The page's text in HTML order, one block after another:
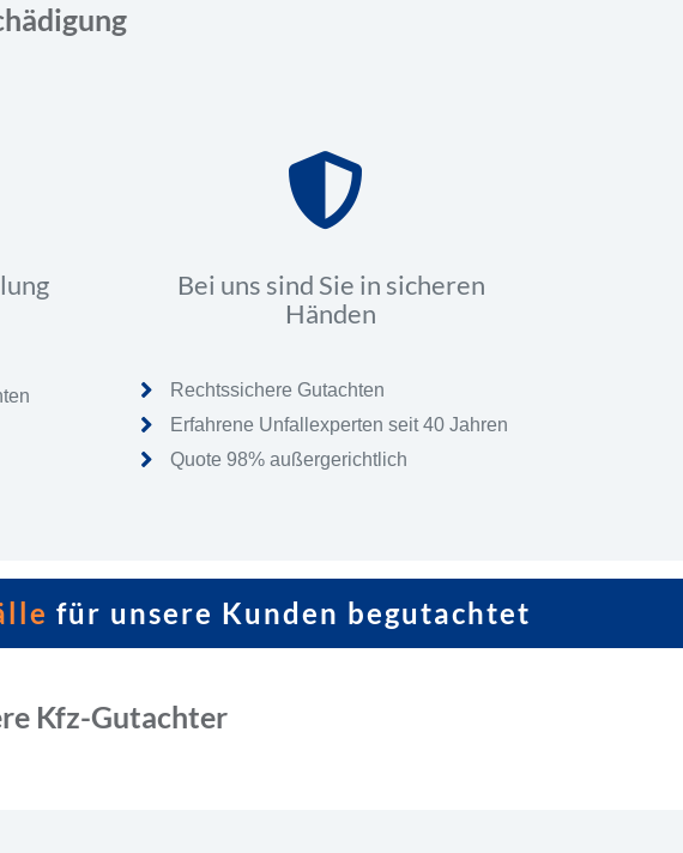
Bei uns sind Sie in sicheren
Händen
Rechtssichere Gutachten
Erfahrene Unfallexperten seit 40 Jahren
Quote 98% außergerichtlich
für unsere Kunden begutachtet
Kfz-Gutachter